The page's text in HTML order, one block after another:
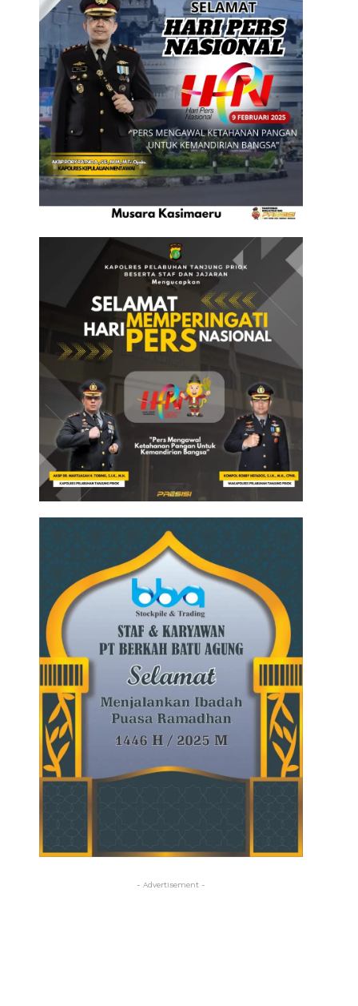
- Advertisement -